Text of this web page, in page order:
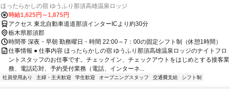
ほったらかしの宿 ゆうふり那須高雄温泉ロッジ
時給1,625円～1,875円
アクセス 東北自動車道道那須インターICより約30分
栃木県那須郡
時間帯 深夜・早朝 勤務曜日・時間 22:00～7：00の固定シフト制（休憩1時間）
仕事情報 ● 仕事内容 ほったらかしの宿 ゆうふり那須高雄温泉ロッジのナイトフロ
ントスタッフのお仕事です。チェックイン、チェックアウトをはじめとする接客業
務、電話応対、予約受付業務（電話、インターネ...
社員登用あり 主婦・主夫歓迎 学生歓迎 オープニングスタッフ 交通費支給 シフト制